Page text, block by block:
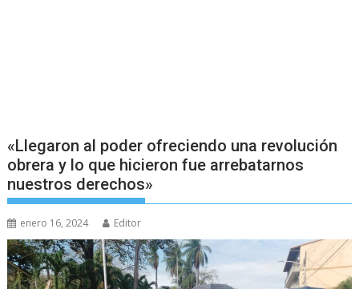
«Llegaron al poder ofreciendo una revolución
obrera y lo que hicieron fue arrebatarnos
nuestros derechos»
enero 16, 2024 Editor